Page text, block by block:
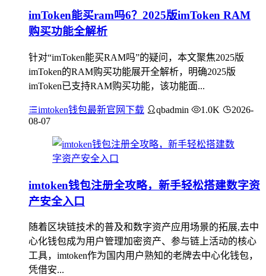
imToken能买ram吗6？2025版imToken RAM
购买功能全解析
针对“imToken能买RAM吗”的疑问，本文聚焦2025版
imToken的RAM购买功能展开全解析，明确2025版
imToken已支持RAM购买功能，该功能面...
imtoken钱包最新官网下载 qbadmin 1.0K
2026-
08-07
imtoken钱包注册全攻略，新手轻松搭建数字资
产安全入口
随着区块链技术的普及和数字资产应用场景的拓展,去中
心化钱包成为用户管理加密资产、参与链上活动的核心
工具，imtoken作为国内用户熟知的老牌去中心化钱包，
凭借安...